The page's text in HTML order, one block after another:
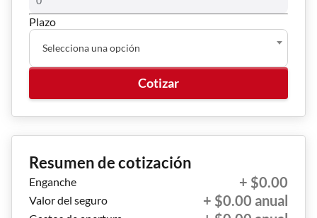
Plazo
Selecciona una opción
Cotizar
Resumen de cotización
Enganche + $0.00
Valor del seguro + $0.00 anual